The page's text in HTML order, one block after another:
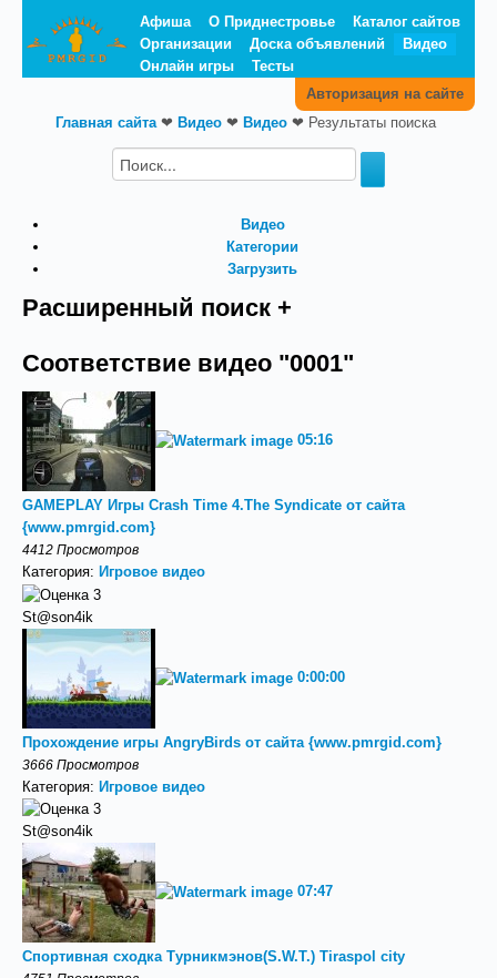
Афиша О Приднестровье
Каталог сайтов
Организации
Доска объявлений
Видео
Онлайн игры
Тесты
Авторизация на сайте
Главная сайта❤ Видео ❤ Видео ❤ Результаты поиска
Видео
Категории
Загрузить
Расширенный поиск +
Соответствие видео "0001"
05:16
GAMEPLAY Игры Crash Time 4.The Syndicate от сайта
{www.pmrgid.com}
4412 Просмотров
Категория: Игровое видео
St@son4ik
0:00:00
Прохождение игры AngryBirds от сайта {www.pmrgid.com}
3666 Просмотров
Категория: Игровое видео
St@son4ik
07:47
Спортивная сходка Турникмэнов(S.W.T.) Tiraspol city